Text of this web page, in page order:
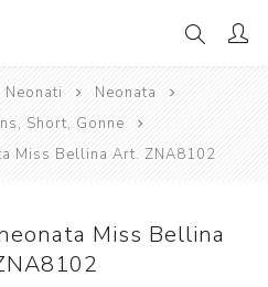
Neonati
Neonata
Short, Gonne
Miss Bellina Art. ZNA8102
Miss Bellina